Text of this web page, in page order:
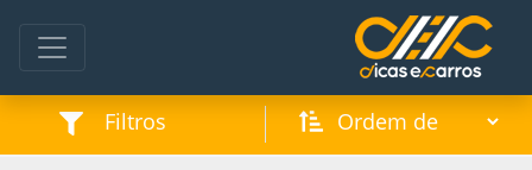
Filtros